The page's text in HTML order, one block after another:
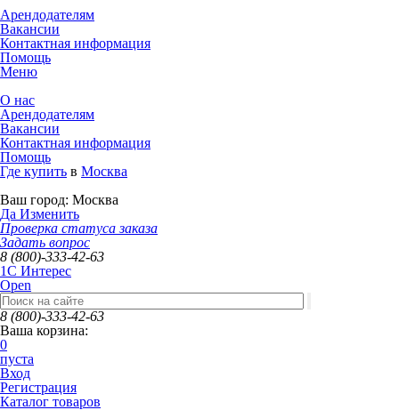
Арендодателям
Вакансии
Контактная информация
Помощь
Меню
О нас
Арендодателям
Вакансии
Контактная информация
Помощь
Где купить в Москва
Ваш город: Москва
Да Изменить
Проверка статуса заказа
Задать вопрос
8 (800)-333-42-63
1C Интерес
Open
8 (800)-333-42-63
Ваша корзина:
0
пуста
Вход
Регистрация
Каталог товаров